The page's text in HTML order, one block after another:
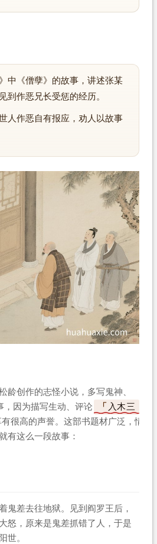
中《僧孽》的故事，讲述张某
到作恶兄长受惩的经历。
人作恶自有报应，劝人以故事
龄创作的志怪小说，多写鬼神、
，因为描写生动、评论
入木三
很高的声誉。这部书题材广泛，情
有这么一段故事：
鬼差去往地狱。见到阎罗王后，
怒，原来是鬼差抓错了人，于是
世。